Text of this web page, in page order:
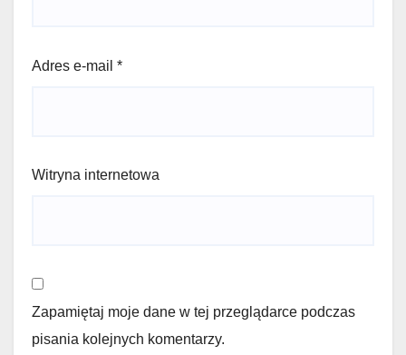
Adres e-mail *
Witryna internetowa
Zapamiętaj moje dane w tej przeglądarce podczas
pisania kolejnych komentarzy.